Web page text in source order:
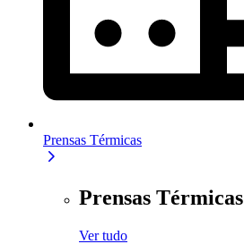
Prensas Térmicas
Prensas Térmicas
Ver tudo